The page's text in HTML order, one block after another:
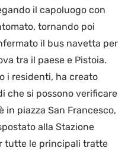
il capoluogo con
tornando poi
il bus navetta per
tra il paese e Pistoia.
i residenti, ha creato
che si possono verificare
in piazza San Francesco,
alla Stazione
tutte le principali tratte